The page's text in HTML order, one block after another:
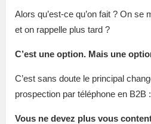
Alors qu’est-ce qu’on fait ? On se
et on rappelle plus tard ?
C’est une option. Mais une
C’est sans doute le principal
prospection par téléphone en B2B :
Vous ne devez plus vous